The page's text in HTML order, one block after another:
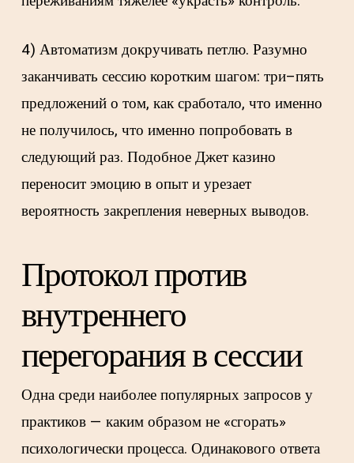
4) Автоматизм докручивать петлю. Разумно
заканчивать сессию коротким шагом: три–пять
предложений о том, как сработало, что именно
не получилось, что именно попробовать в
следующий раз. Подобное Джет казино
переносит эмоцию в опыт и урезает
вероятность закрепления неверных выводов.
Протокол против
внутреннего
перегорания в сессии
Одна среди наиболее популярных запросов у
практиков — каким образом не «сгорать»
психологически процесса. Одинакового ответа